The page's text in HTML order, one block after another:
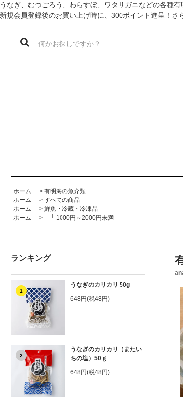
うなぎ、むつごろう、わらすぼ、ワタリガニなどの各種
新規会員登録後のお買い上げ時に、300ポイント進呈！さ
ホーム > 有明海の魚介類
ホーム
> すべての商品
ホーム
> 鮮魚・冷蔵・冷凍品
ホーム
> └ 1000円～2000円未満
ランキング
1
うなぎのカリカリ 50g
648円(税48円)
2
うなぎのカリカリ（またい
ちの塩）50ｇ
648円(税48円)